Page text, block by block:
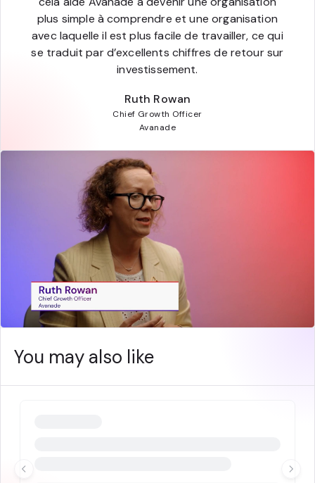
plus simple à comprendre et une organisation
avec laquelle il est plus facile de travailler, ce qui
se traduit par d’excellents chiffres de retour sur
investissement.
Ruth Rowan
Chief Growth Officer
Avanade
You may also like